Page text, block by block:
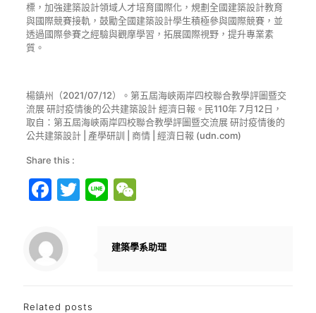
標，加強建築設計領域人才培育國際化，規劃全國建築設計教育
與國際競賽接軌，鼓勵全國建築設計學生積極參與國際競賽，並
透過國際參賽之經驗與觀摩學習，拓展國際視野，提升專業素
質。
楊鎮州（2021/07/12）。第五屆海峽兩岸四校聯合教學評圖暨交
流展 研討疫情後的公共建築設計 經濟日報。民110年 7月12日，
取自： 第五屆海峽兩岸四校聯合教學評圖暨交流展 研討疫情後的
公共建築設計 | 產學研訓 | 商情 | 經濟日報 (udn.com)
Share this :
Facebook
Twitter
LineWeChat
建築學系助理
Related posts